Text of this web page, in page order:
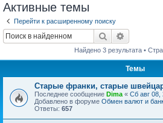
Активные темы
Перейти к расширенному поиску
Поиск
Найдено 3 результата •
Темы
Старые франки, старые
Последнее сообщение Dima « Сб авг 08,
Добавлено в форуме Обмен валют и
Ответы: 657